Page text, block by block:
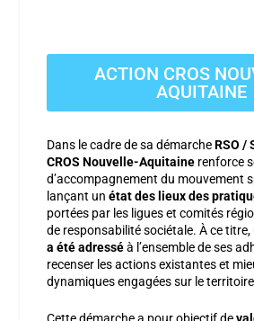
ACTION CROS
AQUITAINE
Dans le cadre de sa démarcheRSO /
CROS Nouvelle-Aquitaine renforce
d’accompagnement du mouvement
lançant unétat des lieux des
portées par les ligues et comités
de responsabilité sociétale. À ce
a été adresséà l’ensemble de ses
recenser les actions existantes et
dynamiques engagées sur le